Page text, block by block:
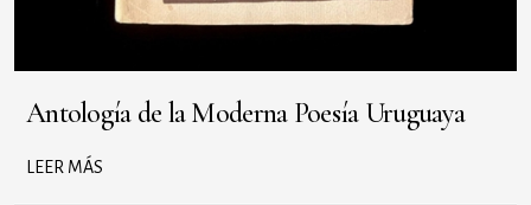
Antología de la Moderna Poesía Uruguaya
LEER MÁS